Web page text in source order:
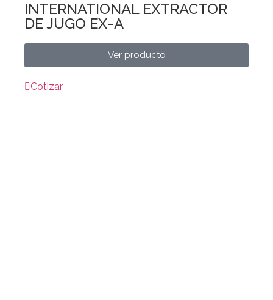
INTERNATIONAL EXTRACTOR
DE JUGO EX-A
Ver producto
Cotizar